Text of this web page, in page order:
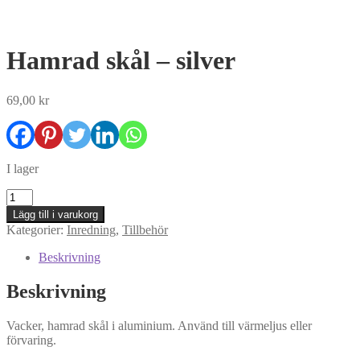
Hamrad skål – silver
69,00 kr
I lager
Hamrad
skål
-
silver
mängd
Lägg till i varukorg
Kategorier: Inredning, Tillbehör
Beskrivning
Beskrivning
Vacker, hamrad skål i aluminium. Använd till värmeljus eller
förvaring.